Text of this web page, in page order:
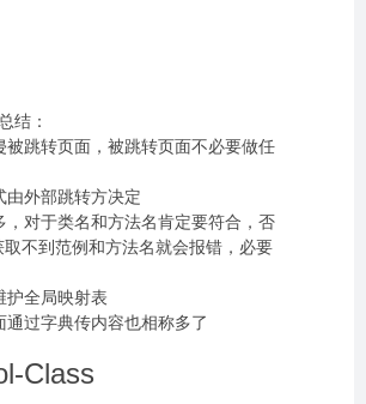
结：
被跳转页面，被跳转页面不必要做任
由外部跳转方决定
，对于类名和方法名肯定要符合，否
不到范例和方法名就会报错，必要
护全局映射表
通过字典传内容也相称多了
Class